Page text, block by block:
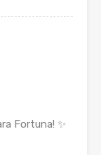
Fortuna! ✨